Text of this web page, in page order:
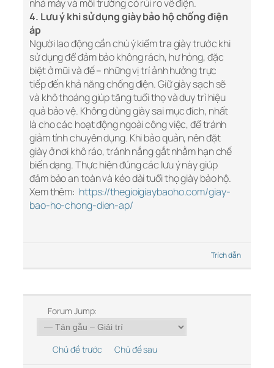
nhà máy và môi trường có rủi ro về điện.
4. Lưu ý khi sử dụng giày bảo hộ chống điện
áp
Người lao động cần chú ý kiểm tra giày trước khi
sử dụng để đảm bảo không rách, hư hỏng, đặc
biệt ở mũi và đế – những vị trí ảnh hưởng trực
tiếp đến khả năng chống điện. Giữ giày sạch sẽ
và khô thoáng giúp tăng tuổi thọ và duy trì hiệu
quả bảo vệ. Không dùng giày sai mục đích, nhất
là cho các hoạt động ngoài công việc, để tránh
giảm tính chuyên dụng. Khi bảo quản, nên đặt
giày ở nơi khô ráo, tránh nắng gắt nhằm hạn chế
biến dạng. Thực hiện đúng các lưu ý này giúp
đảm bảo an toàn và kéo dài tuổi thọ giày bảo hộ.
Xem thêm: https://thegioigiaybaoho.com/giay-
bao-ho-chong-dien-ap/
Trích dẫn
Forum Jump:
Chủ đề trước Chủ đề sau